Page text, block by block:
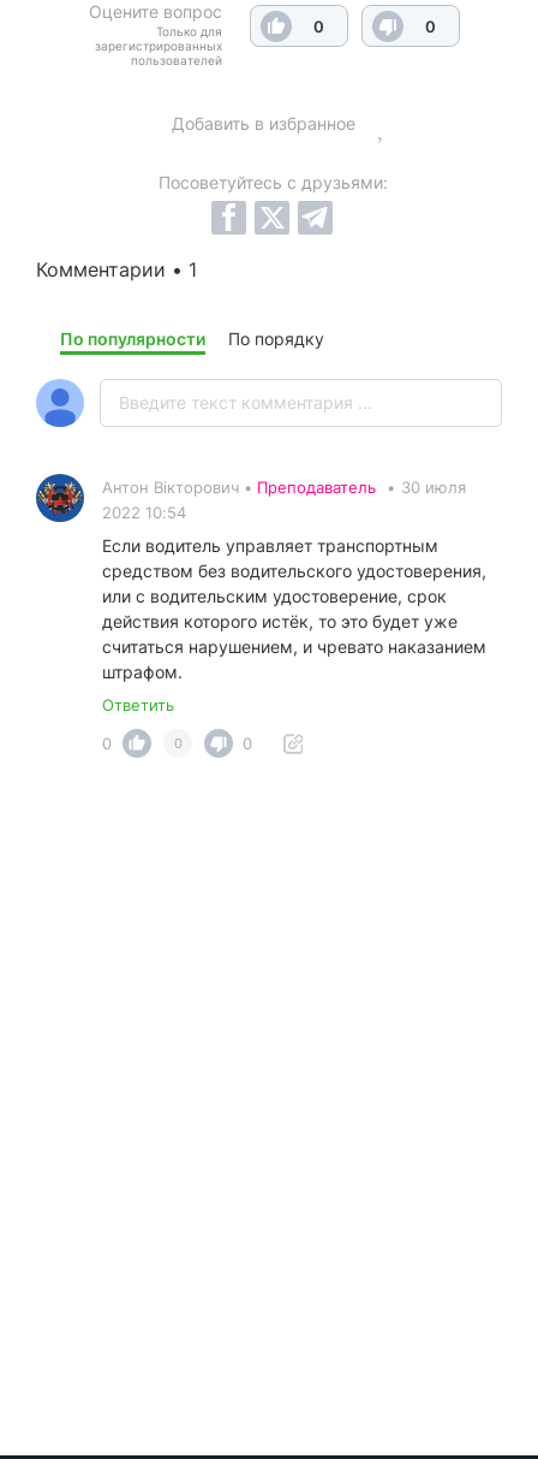
Оцените вопрос
Только для
зарегистрированных
пользователей
0 0
Добавить в избранное
Посоветуйтесь с друзьями:
Комментарии • 1
По популярности По порядку
Антон Вікторович • Преподаватель • 30 июля
2022 10:54
Если водитель управляет транспортным
средством без водительского удостоверения,
или с водительским удостоверение, срок
действия которого истёк, то это будет уже
считаться нарушением, и чревато наказанием
штрафом.
Ответить
0
0 0